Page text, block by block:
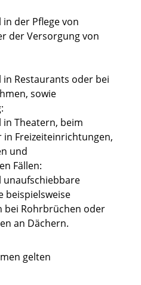
in der Pflege von
der Versorgung von
in Restaurants oder bei
sowie
in Theatern, beim
in Freizeiteinrichtungen,
und
Fällen:
unaufschiebbare
beispielsweise
bei Rohrbrüchen oder
an Dächern.
gelten